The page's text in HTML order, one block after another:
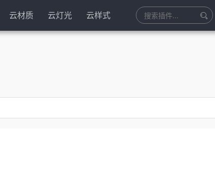
云材质 云灯光 云样式